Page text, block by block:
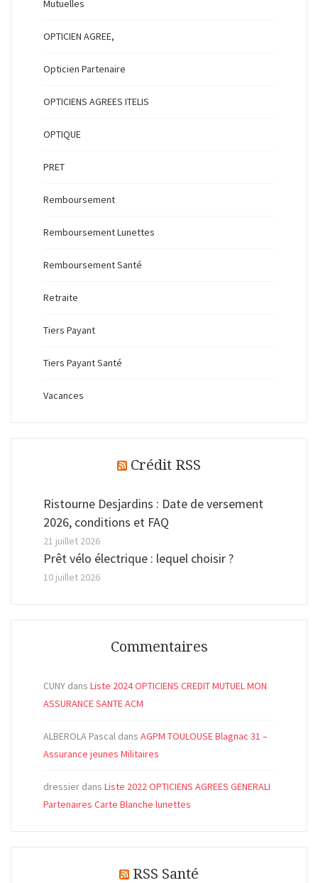
Mutuelles
OPTICIEN AGREE,
Opticien Partenaire
OPTICIENS AGREES ITELIS
OPTIQUE
PRET
Remboursement
Remboursement Lunettes
Remboursement Santé
Retraite
Tiers Payant
Tiers Payant Santé
Vacances
Crédit RSS
Ristourne Desjardins : Date de versement
2026, conditions et FAQ
21 juillet 2026
Prêt vélo électrique : lequel choisir ?
10 juillet 2026
Commentaires
CUNY dans Liste 2024 OPTICIENS CREDIT MUTUEL MON
ASSURANCE SANTE ACM
ALBEROLA Pascal dans AGPM TOULOUSE Blagnac 31 –
Assurance jeunes Militaires
dressier dans Liste 2022 OPTICIENS AGREES GENERALI
Partenaires Carte Blanche lunettes
RSS Santé